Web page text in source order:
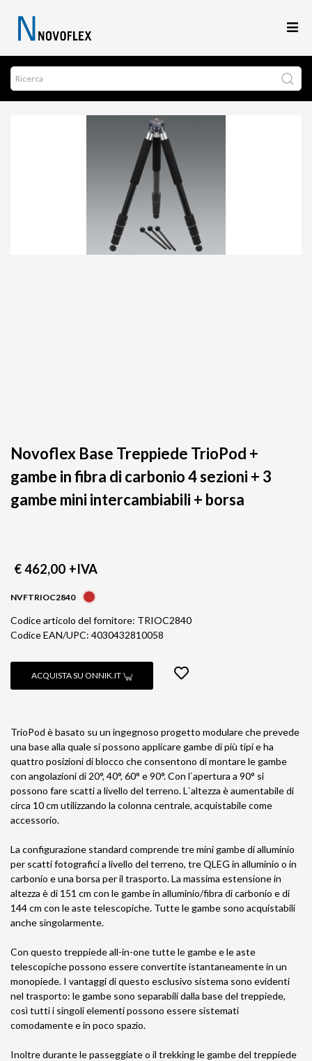
Novoflex Base Treppiede TrioPod +
gambe in fibra di carbonio 4 sezioni + 3
gambe mini intercambiabili + borsa
€ 462,00 +IVA
NVFTRIOC2840
Codice articolo del fornitore: TRIOC2840
Codice EAN/UPC: 4030432810058
ACQUISTA SU ONNIK.IT
TrioPod è basato su un ingegnoso progetto modulare che prevede
una base alla quale si possono applicare gambe di più tipi e ha
quattro posizioni di blocco che consentono di montare le gambe
con angolazioni di 20°, 40°, 60° e 90°. Con l`apertura a 90° si
possono fare scatti a livello del terreno. L`altezza è aumentabile di
circa 10 cm utilizzando la colonna centrale, acquistabile come
accessorio.
La configurazione standard comprende tre mini gambe di alluminio
per scatti fotografici a livello del terreno, tre QLEG in alluminio o in
carbonio e una borsa per il trasporto. La massima estensione in
altezza è di 151 cm con le gambe in alluminio/fibra di carbonio e di
144 cm con le aste telescopiche. Tutte le gambe sono acquistabili
anche singolarmente.
Con questo treppiede all-in-one tutte le gambe e le aste
telescopiche possono essere convertite istantaneamente in un
monopiede. I vantaggi di questo esclusivo sistema sono evidenti
nel trasporto: le gambe sono separabili dalla base del treppiede,
così tutti i singoli elementi possono essere sistemati
comodamente e in poco spazio.
Inoltre durante le passeggiate o il trekking le gambe del treppiede